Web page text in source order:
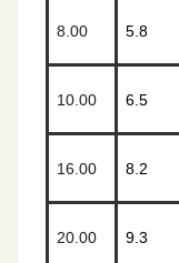
8.00 5.8
10.00 6.5
16.00 8.2
20.00 9.3